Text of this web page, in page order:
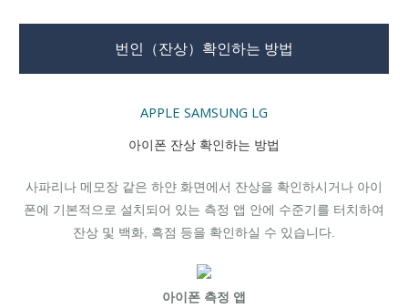
번인（잔상）확인하는 방법
APPLE SAMSUNG LG
아이폰 잔상 확인하는 방법
사파리나 메모장 같은 하얀 화면에서 잔상을 확인하시거나 아이
폰에 기본적으로 설치되어 있는 측정 앱 안에 수준기를 터치하여
잔상 및 백화, 흑점 등을 확인하실 수 있습니다.
아이폰 측정 앱